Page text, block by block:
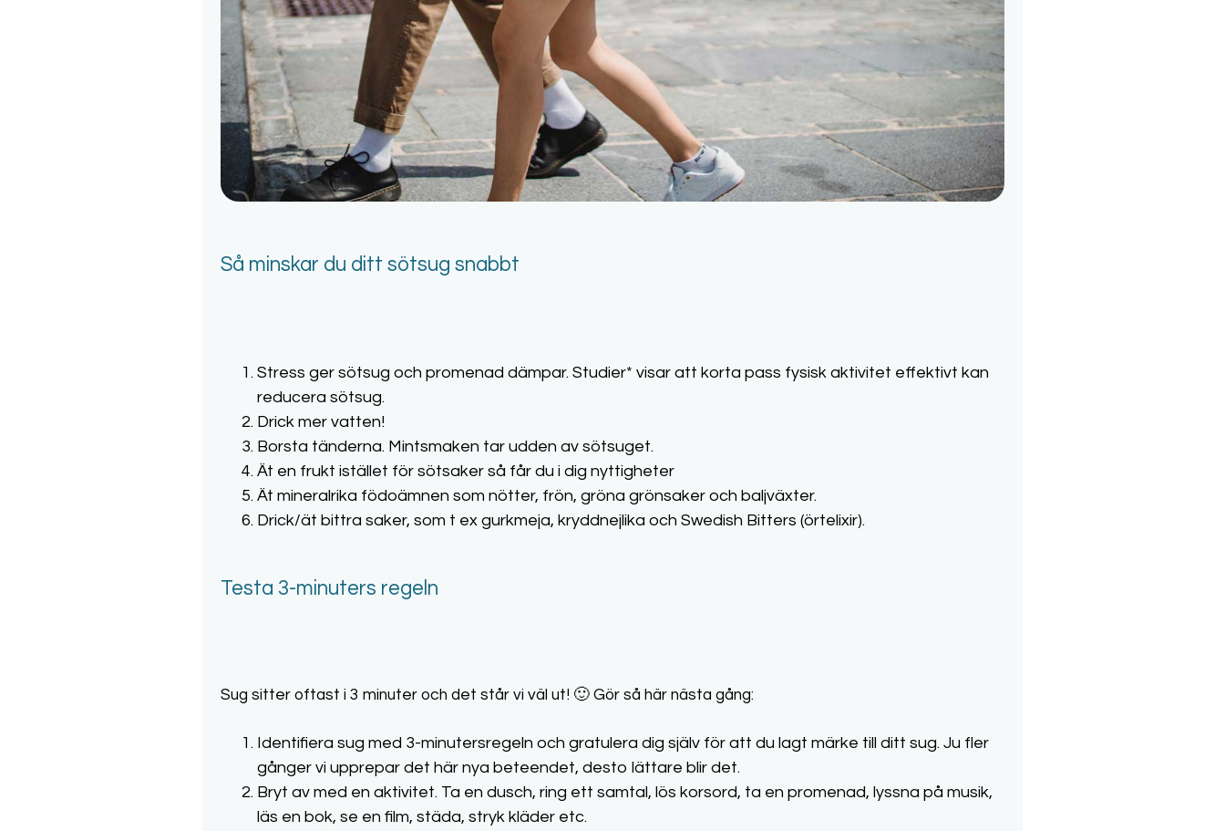
Så minskar du ditt sötsug snabbt
Stress ger sötsug och promenad dämpar. Studier* visar att korta pass fysisk aktivitet effektivt kan
reducera sötsug.
Drick mer vatten!
Borsta tänderna. Mintsmaken tar udden av sötsuget.
Ät en frukt istället för sötsaker så får du i dig nyttigheter
Ät mineralrika födoämnen som nötter, frön, gröna grönsaker och baljväxter.
Drick/ät bittra saker, som t ex gurkmeja, kryddnejlika och Swedish Bitters (örtelixir).
Testa 3-minuters regeln
Sug sitter oftast i 3 minuter och det står vi väl ut! 🙂 Gör så här nästa gång:
Identifiera sug med 3-minutersregeln och gratulera dig själv för att du lagt märke till ditt sug. Ju fler
gånger vi upprepar det här nya beteendet, desto lättare blir det.
Bryt av med en aktivitet. Ta en dusch, ring ett samtal, lös korsord, ta en promenad, lyssna på musik,
läs en bok, se en film, städa, stryk kläder etc.